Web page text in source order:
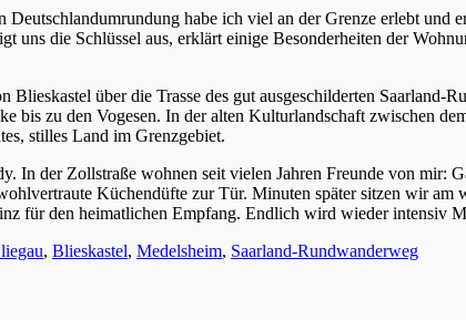
Deutschlandumrundung habe ich viel an der Grenze erlebt
uns die Schlüssel aus, erklärt einige Besonderheiten der
Blieskastel über die Trasse des gut ausgeschilderten
bis zu den Vogesen. In der alten Kulturlandschaft zwischen
stilles Land im Grenzgebiet.
In der Zollstraße wohnen seit vielen Jahren Freunde von mir:
Küchendüfte zur Tür. Minuten später sitzen wir
für den heimatlichen Empfang. Endlich wird wieder intensiv
, Blieskastel, Medelsheim, Saarland-Rundwanderweg